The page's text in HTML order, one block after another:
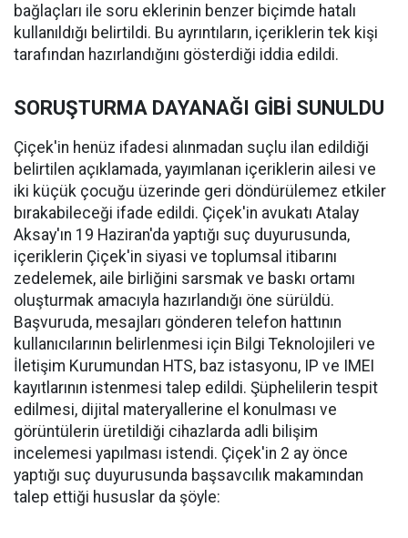
bağlaçları ile soru eklerinin benzer biçimde hatalı
kullanıldığı belirtildi. Bu ayrıntıların, içeriklerin tek kişi
tarafından hazırlandığını gösterdiği iddia edildi.
SORUŞTURMA DAYANAĞI GİBİ SUNULDU
Çiçek'in henüz ifadesi alınmadan suçlu ilan edildiği
belirtilen açıklamada, yayımlanan içeriklerin ailesi ve
iki küçük çocuğu üzerinde geri döndürülemez etkiler
bırakabileceği ifade edildi. Çiçek'in avukatı Atalay
Aksay'ın 19 Haziran'da yaptığı suç duyurusunda,
içeriklerin Çiçek'in siyasi ve toplumsal itibarını
zedelemek, aile birliğini sarsmak ve baskı ortamı
oluşturmak amacıyla hazırlandığı öne sürüldü.
Başvuruda, mesajları gönderen telefon hattının
kullanıcılarının belirlenmesi için Bilgi Teknolojileri ve
İletişim Kurumundan HTS, baz istasyonu, IP ve IMEI
kayıtlarının istenmesi talep edildi. Şüphelilerin tespit
edilmesi, dijital materyallerine el konulması ve
görüntülerin üretildiği cihazlarda adli bilişim
incelemesi yapılması istendi. Çiçek'in 2 ay önce
yaptığı suç duyurusunda başsavcılık makamından
talep ettiği hususlar da şöyle: